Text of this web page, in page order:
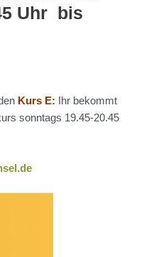
Uhr bis
Kurs E:
Ihr bekommt
sonntags 19.45-20.45